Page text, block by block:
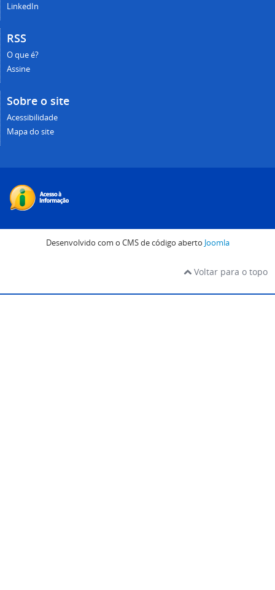
LinkedIn
RSS
O que é?
Assine
Sobre o site
Acessibilidade
Mapa do site
Desenvolvido com o CMS de código aberto Joomla
Voltar para o topo